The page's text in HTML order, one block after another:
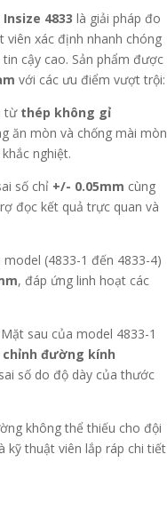
Insize 4833 là giải pháp đo
viên xác định nhanh chóng
cậy cao. Sản phẩm được
với các ưu điểm vượt trội:
từ thép không gỉ
ăn mòn và chống mài mòn
nghiệt.
số chỉ +/- 0.05mm cùng
đọc kết quả trực quan và
model (4833-1 đến 4833-4)
, đáp ứng linh hoạt các
Mặt sau của model 4833-1
chỉnh đường kính
số do độ dày của thước
không thể thiếu cho đội
kỹ thuật viên lắp ráp chi tiết